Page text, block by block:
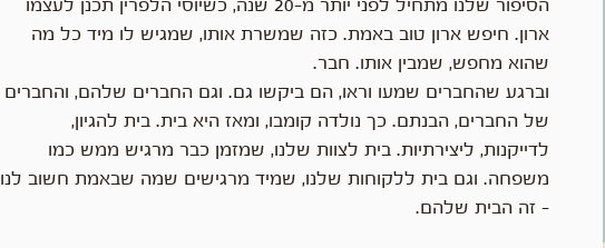
הסיפור שלנו מתחיל לפני יותר מ-20 שנה, כשיוסי הלפרין תכנן לעצמו
ארון. חיפש ארון טוב באמת. כזה שמשרת אותו, שמגיש לו מיד כל מה
שהוא מחפש, שמבין אותו. חבר.
וברגע שהחברים שמעו וראו, הם ביקשו גם. וגם החברים שלהם, והחברים
של החברים, הבנתם. כך נולדה קומבו, ומאז היא בית. בית להגיון,
לדייקנות, ליצירתיות. בית לצוות שלנו, שמזמן כבר מרגיש ממש כמו
משפחה. וגם בית ללקוחות שלנו, שמיד מרגישים שמה שבאמת חשוב לנו
– זה הבית שלהם.